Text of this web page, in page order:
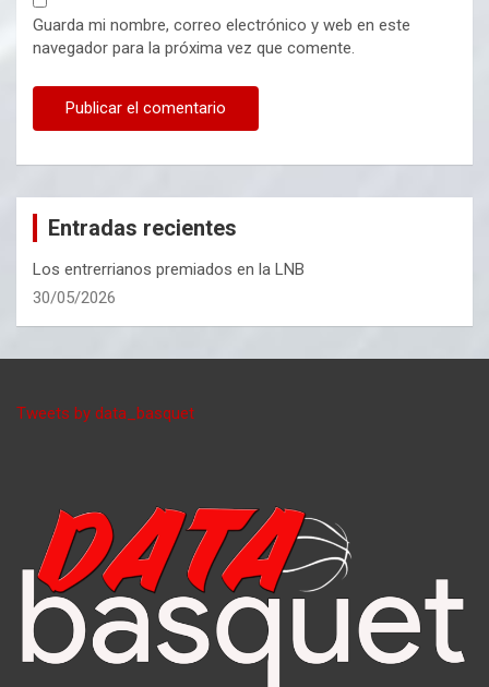
Guarda mi nombre, correo electrónico y web en este
navegador para la próxima vez que comente.
Entradas recientes
Los entrerrianos premiados en la LNB
30/05/2026
Tweets by data_basquet